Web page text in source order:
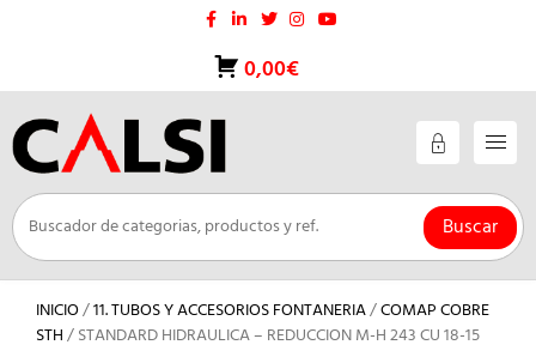
0,00€
Buscar
INICIO/11. TUBOS Y ACCESORIOS FONTANERIA/COMAP COBRE
STH/ STANDARD HIDRAULICA – REDUCCION M-H 243 CU 18-15